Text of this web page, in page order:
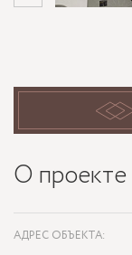
О проекте
АДРЕС ОБЪЕКТА: